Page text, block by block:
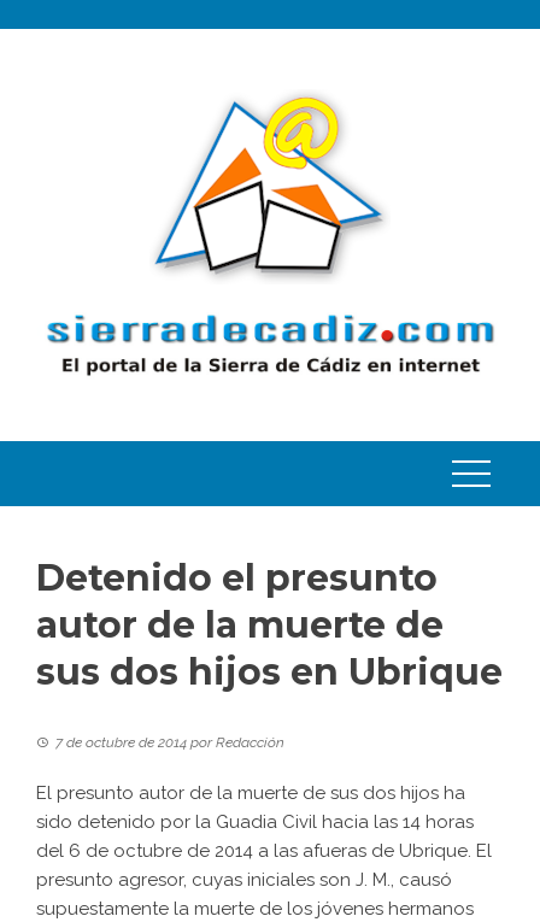
Detenido el presunto
autor de la muerte de
sus dos hijos en Ubrique
7 de octubre de 2014 porRedacción
El presunto autor de la muerte de sus dos hijos ha
sido detenido por la Guadia Civil hacia las 14 horas
del 6 de octubre de 2014 a las afueras de Ubrique. El
presunto agresor, cuyas iniciales son J. M., causó
supuestamente la muerte de los jóvenes hermanos